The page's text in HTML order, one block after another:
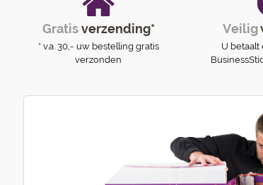
Gratisverzending*
* v.a. 30,- uw bestelling gratis
verzonden
Veilig
U betaalt